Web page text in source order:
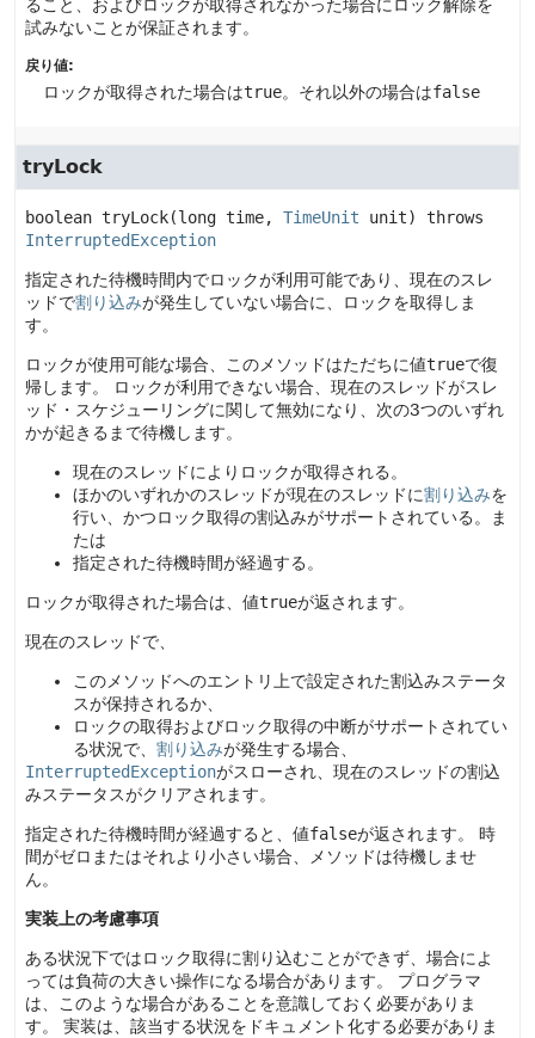
ること、およびロックが取得されなかった場合にロック解除を
試みないことが保証されます。
戻り値:
ロックが取得された場合はtrue。それ以外の場合はfalse
tryLock
boolean tryLock(long time, TimeUnit unit)
throws
InterruptedException
指定された待機時間内でロックが利用可能であり、現在のスレ
ッドで割り込みが発生していない場合に、ロックを取得しま
す。
ロックが使用可能な場合、このメソッドはただちに値trueで復
帰します。
ロックが利用できない場合、現在のスレッドがスレ
ッド・スケジューリングに関して無効になり、次の3つのいずれ
かが起きるまで待機します。
現在のスレッドによりロックが取得される。
ほかのいずれかのスレッドが現在のスレッドに割り込みを
行い、かつロック取得の割込みがサポートされている。ま
たは
指定された待機時間が経過する。
ロックが取得された場合は、値trueが返されます。
現在のスレッドで、
このメソッドへのエントリ上で設定された割込みステータ
スが保持されるか、
ロックの取得およびロック取得の中断がサポートされてい
る状況で、 割り込みが発生する場合、
InterruptedExceptionがスローされ、現在のスレッドの割込
みステータスがクリアされます。
指定された待機時間が経過すると、値falseが返されます。
時
間がゼロまたはそれより小さい場合、メソッドは待機しませ
ん。
実装上の考慮事項
ある状況下ではロック取得に割り込むことができず、場合によ
っては負荷の大きい操作になる場合があります。
プログラマ
は、このような場合があることを意識しておく必要がありま
す。
実装は、該当する状況をドキュメント化する必要がありま